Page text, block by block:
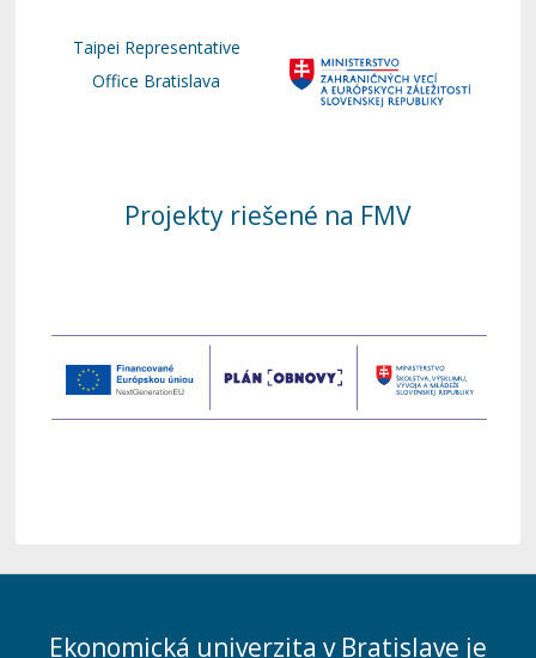
Taipei Representative
Office Bratislava
Projekty riešené na FMV
Ekonomická univerzita v Bratislave je